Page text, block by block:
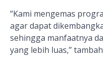
“Kami mengemas
agar dapat
sehingga manfaatnya
yang lebih luas,”